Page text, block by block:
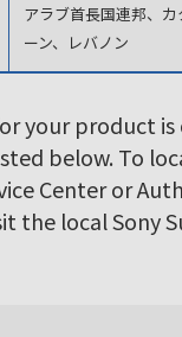
アラブ首長国連邦、
ーン、レバノン
your product
below. To
Center or
the local Sony